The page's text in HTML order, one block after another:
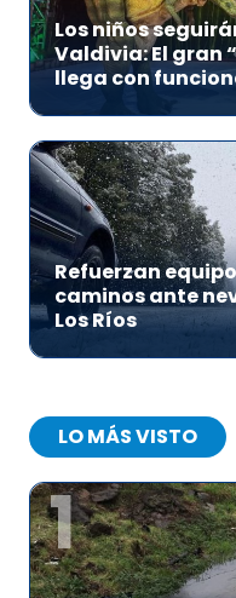
Los niños
Valdivia: El gran
llega con
Refuerzan
caminos ante
Los Ríos
LO MÁS VISTO
1